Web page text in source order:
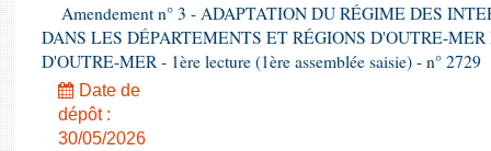
Amendement n° 3 - ADAPTATION DU RÉGIME DES
DANS LES DÉPARTEMENTS ET RÉGIONS D'OUTRE-
D'OUTRE-MER - 1ère lecture (1ère assemblée saisie) - n° 2729
Date de
dépôt :
30/05/2026